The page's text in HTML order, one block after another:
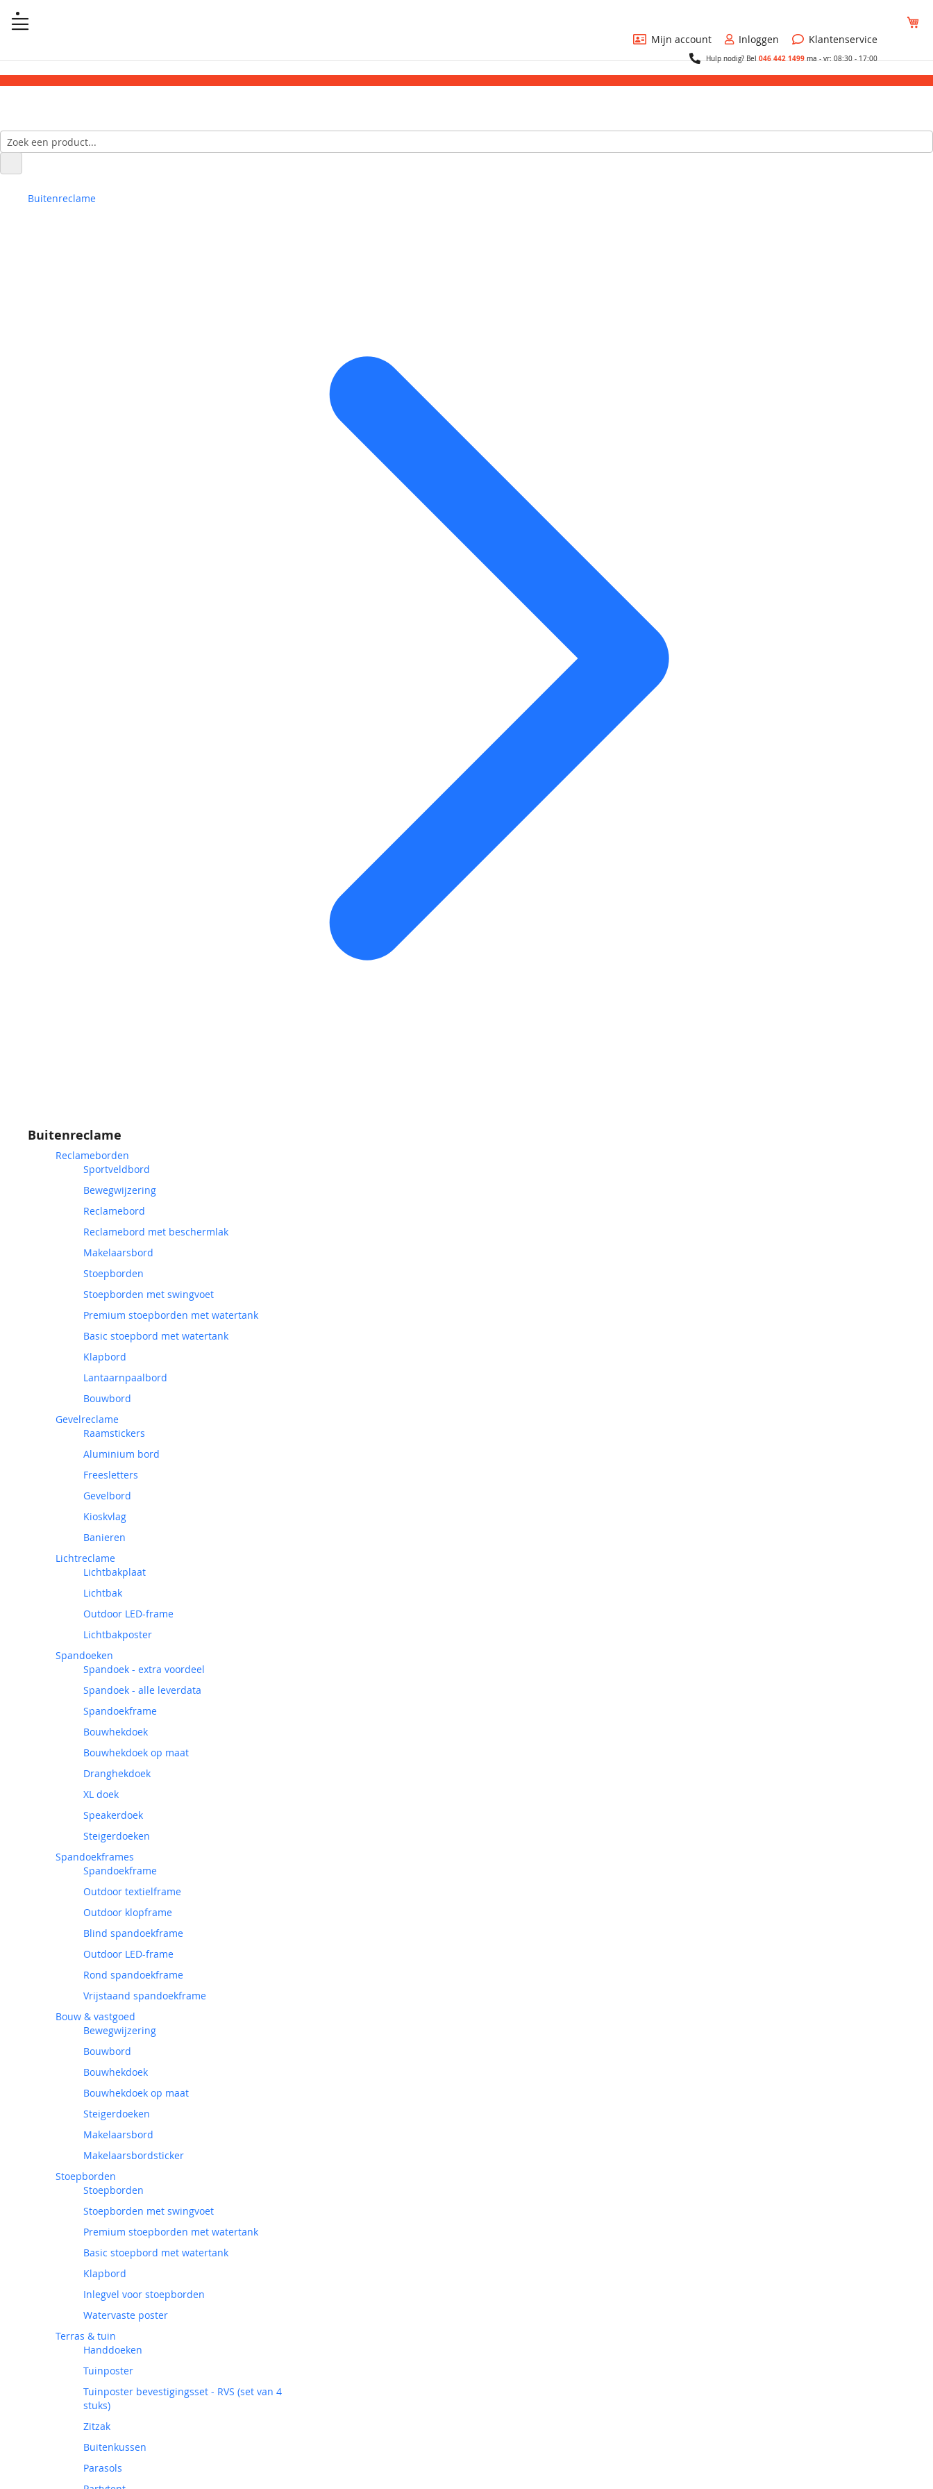
Mijn account
Inloggen Klantenservice
Hulp nodig? Bel046 442 1499ma - vr: 08:30 - 17:00
Buitenreclame
Buitenreclame
Reclameborden
Sportveldbord
Bewegwijzering
Reclamebord
Reclamebord met beschermlak
Makelaarsbord
Stoepborden
Stoepborden met swingvoet
Premium stoepborden met watertank
Basic stoepbord met watertank
Klapbord
Lantaarnpaalbord
Bouwbord
Gevelreclame
Raamstickers
Aluminium bord
Freesletters
Gevelbord
Kioskvlag
Banieren
Lichtreclame
Lichtbakplaat
Lichtbak
Outdoor LED-frame
Lichtbakposter
Spandoeken
Spandoek - extra voordeel
Spandoek - alle leverdata
Spandoekframe
Bouwhekdoek
Bouwhekdoek op maat
Dranghekdoek
XL doek
Speakerdoek
Steigerdoeken
Spandoekframes
Spandoekframe
Outdoor textielframe
Outdoor klopframe
Blind spandoekframe
Outdoor LED-frame
Rond spandoekframe
Vrijstaand spandoekframe
Bouw & vastgoed
Bewegwijzering
Bouwbord
Bouwhekdoek
Bouwhekdoek op maat
Steigerdoeken
Makelaarsbord
Makelaarsbordsticker
Stoepborden
Stoepborden
Stoepborden met swingvoet
Premium stoepborden met watertank
Basic stoepbord met watertank
Klapbord
Inlegvel voor stoepborden
Watervaste poster
Terras & tuin
Handdoeken
Tuinposter
Tuinposter bevestigingsset - RVS (set van 4
stuks)
Zitzak
Buitenkussen
Parasols